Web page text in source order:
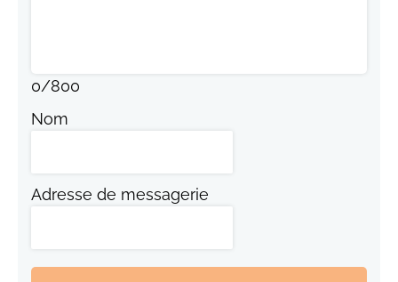
0/800
Nom
Adresse de messagerie